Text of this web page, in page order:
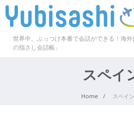
世界中、ぶっつけ本番で会話ができる！海
の指さし会話帳」
スペイ
Home スペイン